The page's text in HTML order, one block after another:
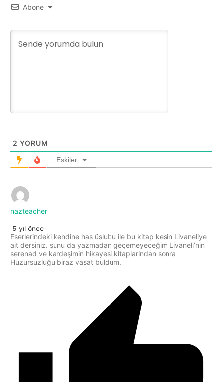
Abone
2 YORUM
Eskiler
nazteacher
5 yıl önce
Eserlerindeki kendine has üslubu ile bu kitap kesin Livaneliye
ait dersiniz. şunu da yazmadan geçemeyeceğim Livaneli’nin
serenad ve kardeşimin hikayesi kitaplarindan sonra
Huzursuzluğu biraz vasat buldum.